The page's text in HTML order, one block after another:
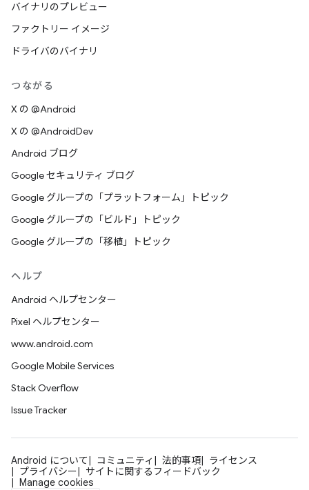
バイナリのプレビュー
ファクトリー イメージ
ドライバのバイナリ
つながる
X の @Android
X の @AndroidDev
Android ブログ
Google セキュリティ ブログ
Google グループの「プラットフォーム」トピック
Google グループの「ビルド」トピック
Google グループの「移植」トピック
ヘルプ
Android ヘルプセンター
Pixel ヘルプセンター
www.android.com
Google Mobile Services
Stack Overflow
Issue Tracker
Android について コミュニティ 法的事項
ライセンス
プライバシー
サイトに関するフィードバック
Manage cookies